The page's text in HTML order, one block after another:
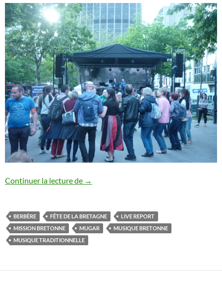
Continuer la lecture de Mugar – Fête de la Bretagne
→
BERBÈRE FÊTE DE LA BRETAGNE
LIVE REPORT
MISSION BRETONNE
MUGAR
MUSIQUE BRETONNE
MUSIQUE TRADITIONNELLE